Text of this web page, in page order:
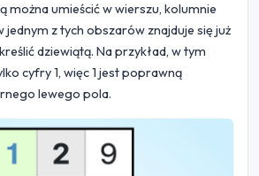
można umieścić w wierszu, kolumnie
jednym z tych obszarów znajduje się już
dziewiątą. Na przykład, w tym
cyfry 1, więc 1 jest poprawną
lewego pola.